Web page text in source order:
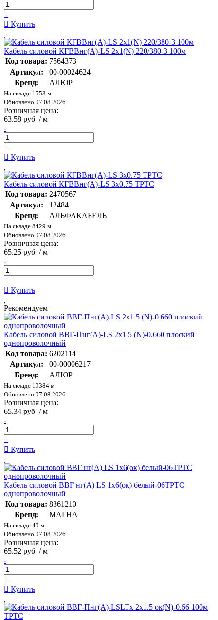
+
Купить
Кабель силовой КГВВнг(А)-LS 2х1(N) 220/380-3 100м
Код товара: 7564373
Артикул:
00-00024624
Бренд:
АЛЮР
На складе 1553 м
Обновлено 07.08.2026
Розничная цена:
63.58 руб. / м
-
+
Купить
Кабель силовой КГВВнг(А)-LS 3х0.75 ТРТС
Код товара: 2470567
Артикул:
12484
Бренд:
АЛЬФАКАБЕЛЬ
На складе 8429 м
Обновлено 07.08.2026
Розничная цена:
65.25 руб. / м
-
+
Купить
Рекомендуем
Кабель силовой ВВГ-Пнг(А)-LS 2х1.5 (N)-0.660 плоский
однопроволочный
Код товара: 6202114
Артикул:
00-00006217
Бренд:
АЛЮР
На складе 19384 м
Обновлено 07.08.2026
Розничная цена:
65.34 руб. / м
-
+
Купить
Кабель силовой ВВГ нг(A) LS 1х6(ок) белый-06ТРТС
однопроволочный
Код товара: 8361210
Бренд:
МАГНА
На складе 40 м
Обновлено 07.08.2026
Розничная цена:
65.52 руб. / м
-
+
Купить